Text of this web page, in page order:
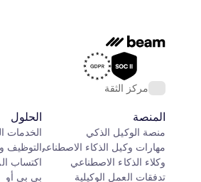
مركز الثقة
المنصة
منصة الوكيل الذكي
مهارات وكيل الذكاء الاصطناعي
وكلاء الذكاء الاصطناعي
تدفقات العمل الوكيلية
الحلول
الخدمات
التوظيف
اكتساب
بي بي أو